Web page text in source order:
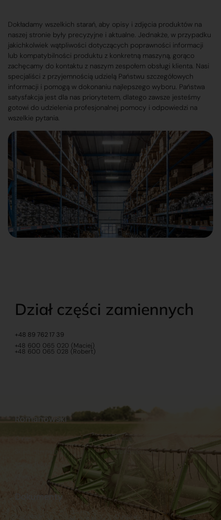
Dokładamy wszelkich starań, aby opisy i zdjęcia produktów na
naszej stronie były precyzyjne i aktualne. Jednakże, w przypadku
jakichkolwiek wątpliwości dotyczących poprawności informacji
lub kompatybilności produktu z konkretną maszyną, gorąco
zachęcamy do kontaktu z naszym zespołem obsługi klienta. Nasi
specjaliści z przyjemnością udzielą Państwu szczegółowych
informacji i pomogą w dokonaniu najlepszego wyboru. Państwa
satysfakcja jest dla nas priorytetem, dlatego zawsze jesteśmy
gotowi do udzielenia profesjonalnej pomocy i odpowiedzi na
wszelkie pytania.
Dział części zamiennych
+48 89 762 17 39
+48 600 065 020 (Maciej)
+48 600 065 028 (Robert)
Dokumenty
Regulamin Dostawy
Romanowski
Sklep internetowy
Praca
Ubezpieczenia